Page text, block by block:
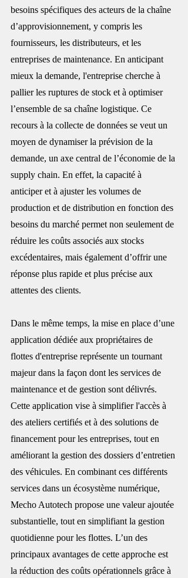
besoins spécifiques des acteurs de la chaîne
d’approvisionnement, y compris les
fournisseurs, les distributeurs, et les
entreprises de maintenance. En anticipant
mieux la demande, l'entreprise cherche à
pallier les ruptures de stock et à optimiser
l’ensemble de sa chaîne logistique. Ce
recours à la collecte de données se veut un
moyen de dynamiser la prévision de la
demande, un axe central de l’économie de la
supply chain. En effet, la capacité à
anticiper et à ajuster les volumes de
production et de distribution en fonction des
besoins du marché permet non seulement de
réduire les coûts associés aux stocks
excédentaires, mais également d’offrir une
réponse plus rapide et plus précise aux
attentes des clients.
Dans le même temps, la mise en place d’une
application dédiée aux propriétaires de
flottes d'entreprise représente un tournant
majeur dans la façon dont les services de
maintenance et de gestion sont délivrés.
Cette application vise à simplifier l'accès à
des ateliers certifiés et à des solutions de
financement pour les entreprises, tout en
améliorant la gestion des dossiers d’entretien
des véhicules. En combinant ces différents
services dans un écosystème numérique,
Mecho Autotech propose une valeur ajoutée
substantielle, tout en simplifiant la gestion
quotidienne pour les flottes. L’un des
principaux avantages de cette approche est
la réduction des coûts opérationnels grâce à